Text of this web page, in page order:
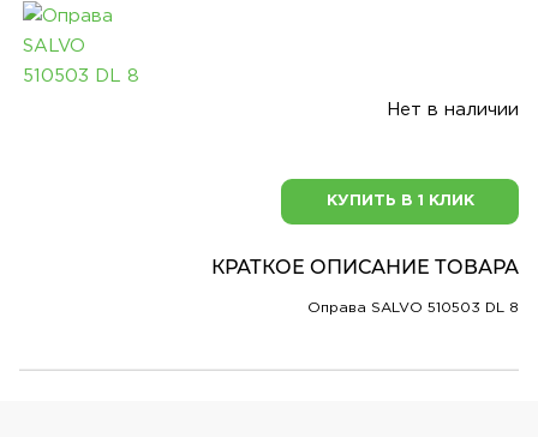
Нет в наличии
КУПИТЬ В 1 КЛИК
КРАТКОЕ ОПИСАНИЕ ТОВАРА
Оправа SALVO 510503 DL 8